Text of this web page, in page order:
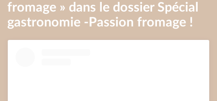
fromage » dans le dossier Spécial
gastronomie -Passion fromage !